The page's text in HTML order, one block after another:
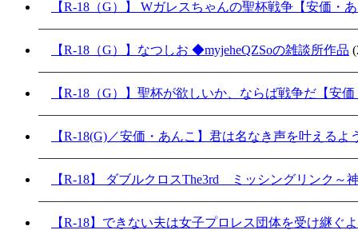
【R-18（G）】 Wガレスちゃんの聖杯戦争【安価・
【R-18（G）】なつしお ◆myjeheQZSoの雑談所作品
【R-18（G）】聖杯が欲しいか、ならば戦争だ【安
【R-18(G)／安価・あんこ】君は名なき声を叶える
【R-18】 ダブルクロスThe3rd ミッシングリンク～
【R-18】できない夫は女子プロレス団体を受け継ぐ